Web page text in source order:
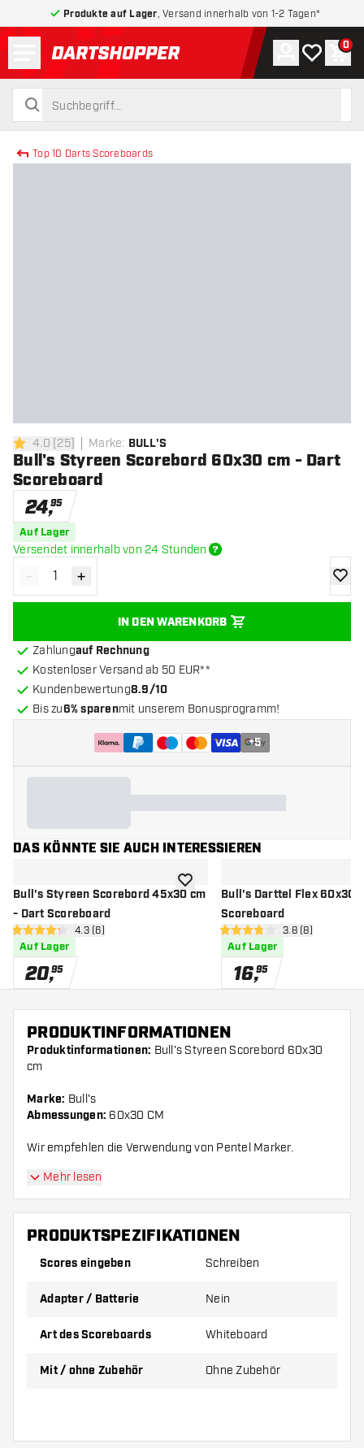
Produkte auf Lager , Versand innerhalb von 1-2 Tagen*
zurück zur Startseite
suchen
suchen
Konto
Meine 0
Top 10 Darts Scoreboards
4 Bewertungssterne
4.0 [25] Marke: BULL'S
Bull's Styreen Scorebord 60x30 cm - Dart
Scoreboard
24,95
Auf Lager
Versendet innerhalb von 24 Stunden
Menge verringern
- Menge erhöhen
+
IN DEN WARENKORB
Zur
Zahlungauf Rechnung
Kostenloser Versand ab 50 EUR**
Kundenbewertung8.9/10
Bis zu6% sparenmit unserem Bonusprogramm!
+5
DAS KÖNNTE SIE AUCH INTERESSIEREN
Bull's Styreen Scorebord 45x30 cm
- Dart Scoreboard
Bewertungsbereich öffnen
4.3 Bewertungssterne
4.3 (6)
Auf Lager
20,95
Zur Wunschliste hinzufügen
Bull's Darttel Flex 60x30
Scoreboard
3.8 Bewertungssterne
3.8 (8)
Auf Lager
16,95
PRODUKTINFORMATIONEN
Produktinformationen: Bull's Styreen Scorebord 60x30
cm
Marke: Bull's
Abmessungen: 60x30 CM
Wir empfehlen die Verwendung von Pentel Marker.
Mehr lesen
PRODUKTSPEZIFIKATIONEN
Scores eingeben Schreiben
Adapter / Batterie Nein
Art des Scoreboards Whiteboard
Mit / ohne Zubehör Ohne Zubehör